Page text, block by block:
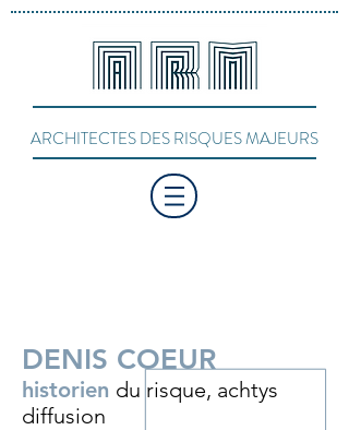
ARCHITECTES DES RISQUES MAJEURS
DENIS COEUR
historien du risque, achtys
diffusion